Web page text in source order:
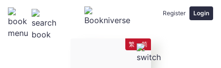
Register Login
繁 简